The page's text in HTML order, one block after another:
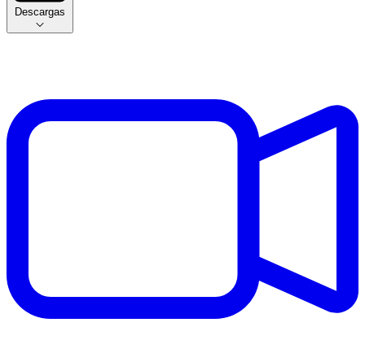
Descargas